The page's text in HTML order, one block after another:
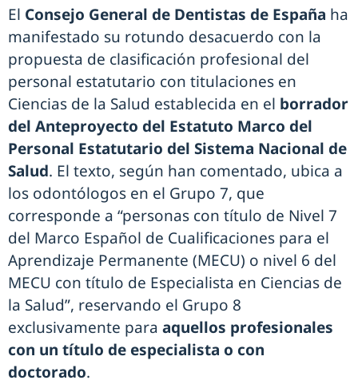
El Consejo General de Dentistas de España ha
manifestado su rotundo desacuerdo con la
propuesta de clasificación profesional del
personal estatutario con titulaciones en
Ciencias de la Salud establecida en el borrador
del Anteproyecto del Estatuto Marco del
Personal Estatutario del Sistema Nacional de
Salud. El texto, según han comentado, ubica a
los odontólogos en el Grupo 7, que
corresponde a “personas con título de Nivel 7
del Marco Español de Cualificaciones para el
Aprendizaje Permanente (MECU) o nivel 6 del
MECU con título de Especialista en Ciencias de
la Salud”, reservando el Grupo 8
exclusivamente para aquellos profesionales
con un título de especialista o con
doctorado.